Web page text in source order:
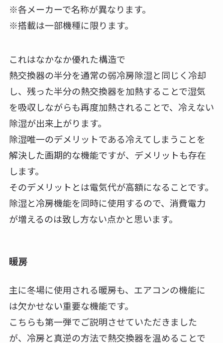
※各メーカーで名称が異なります。
※搭載は一部機種に限ります。
これはなかなか優れた構造で
熱交換器の半分を通常の弱冷房除湿と同じく冷却
し、残った半分の熱交換器を加熱することで湿気
を吸収しながらも再度加熱されることで、冷えない
除湿が出来上がります。
除湿唯一のデメリットである冷えてしまうことを
解決した画期的な機能ですが、デメリットも存在
します。
そのデメリットとは電気代が高額になることです。
除湿と冷房機能を同時に使用するので、消費電力
が増えるのは致し方ない点かと思います。
暖房
主に冬場に使用される暖房も、エアコンの機能に
は欠かせない重要な機能です。
こちらも第一弾でご説明させていただきました
が、冷房と真逆の方法で熱交換器を温めることで